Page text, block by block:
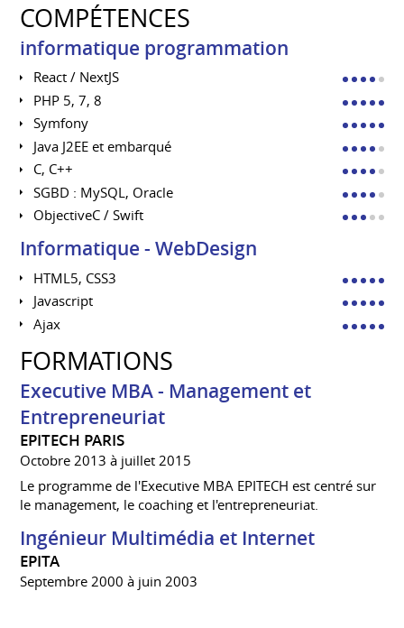
COMPÉTENCES
informatique programmation
React / NextJS
PHP 5, 7, 8
Symfony
Java J2EE et embarqué
C, C++
SGBD : MySQL, Oracle
ObjectiveC / Swift
Informatique - WebDesign
HTML5, CSS3
Javascript
Ajax
FORMATIONS
Executive MBA - Management et
Entrepreneuriat
EPITECH PARIS
Octobre 2013 à juillet 2015
Le programme de l'Executive MBA EPITECH est centré sur
le management, le coaching et l'entrepreneuriat.
Ingénieur Multimédia et Internet
EPITA
Septembre 2000 à juin 2003